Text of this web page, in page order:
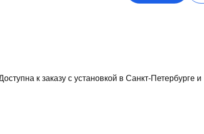
к заказу с установкой в Санкт-Петербурге и